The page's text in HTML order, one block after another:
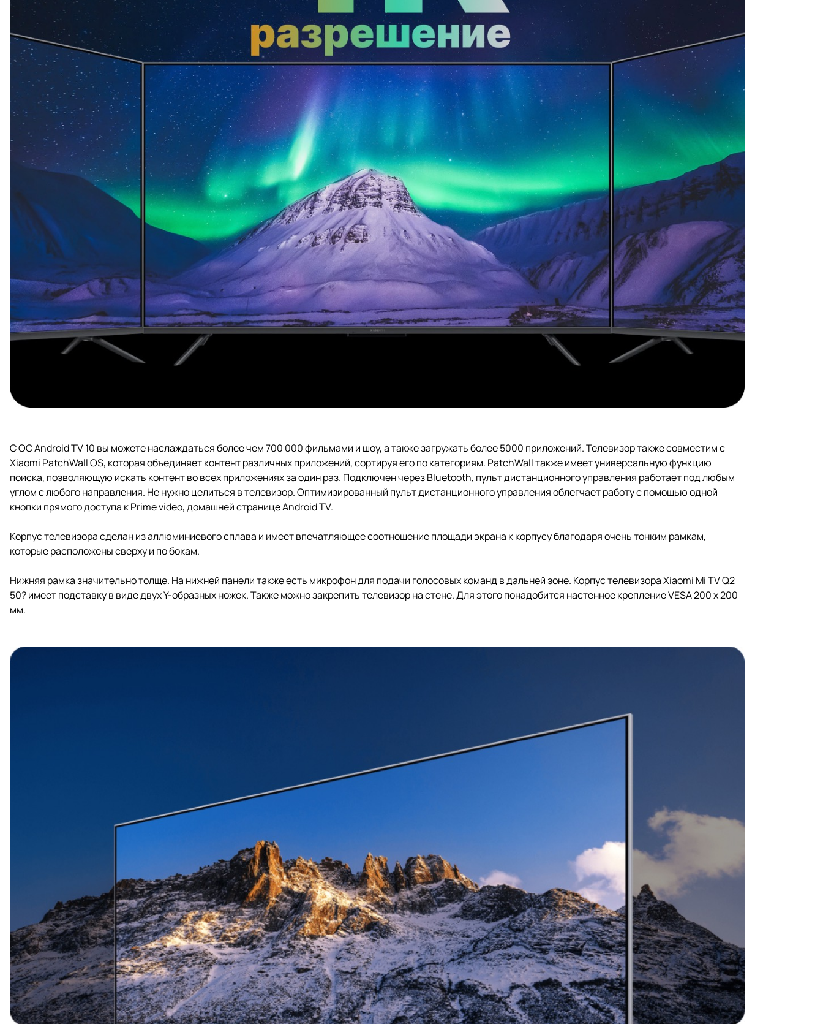
С ОС Android TV 10 вы можете наслаждаться более чем 700 000 фильмами и шоу, а также загружать более 5000 приложений. Телевизор также совместим с
Xiaomi PatchWall OS, которая объединяет контент различных приложений, сортируя его по категориям. PatchWall также имеет универсальную функцию
поиска, позволяющую искать контент во всех приложениях за один раз. Подключен через Bluetooth, пульт дистанционного управления работает под любым
углом с любого направления. Не нужно целиться в телевизор. Оптимизированный пульт дистанционного управления облегчает работу с помощью одной
кнопки прямого доступа к Prime video, домашней странице Android TV.
Корпус телевизора сделан из аллюминиевого сплава и имеет впечатляющее соотношение площади экрана к корпусу благодаря очень тонким рамкам,
которые расположены сверху и по бокам.
Нижняя рамка значительно толще. На нижней панели также есть микрофон для подачи голосовых команд в дальней зоне. Корпус телевизора Xiaomi Mi TV Q2
50? имеет подставку в виде двух Y-образных ножек. Также можно закрепить телевизор на стене. Для этого понадобится настенное крепление VESA 200 х 200
мм.